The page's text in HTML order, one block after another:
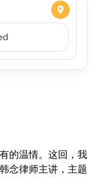
的温情。这回，我
念律师主讲，主题